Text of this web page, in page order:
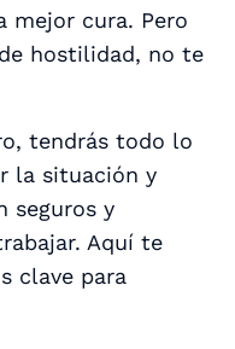
mejor cura. Pero
hostilidad, no te
tendrás todo lo
la situación y
seguros y
Aquí te
clave para